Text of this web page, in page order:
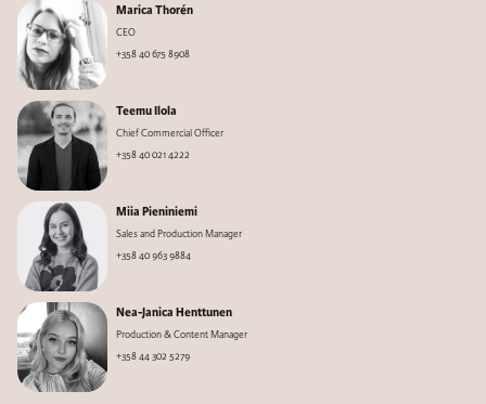
Marica Thorén
CEO
+358 40 675 8908
Teemu Ilola
Chief Commercial Officer
+358 40 021 4222
Miia Pieniniemi
Sales and Production Manager
+358 40 963 9884
Nea-Janica Henttunen
Production & Content Manager
+358 44 302 5279